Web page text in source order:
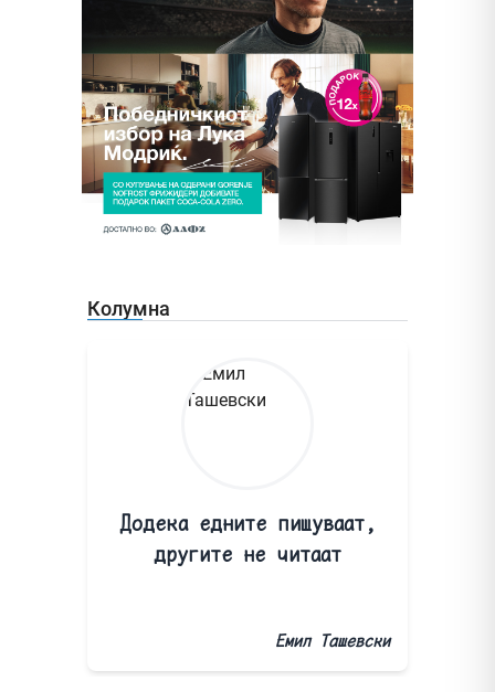
Колумна
Додека едните пишуваат,
другите не читаат
Емил Ташевски